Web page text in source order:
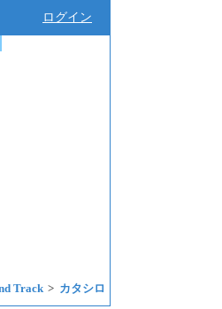
ログイン
Track カタシロ